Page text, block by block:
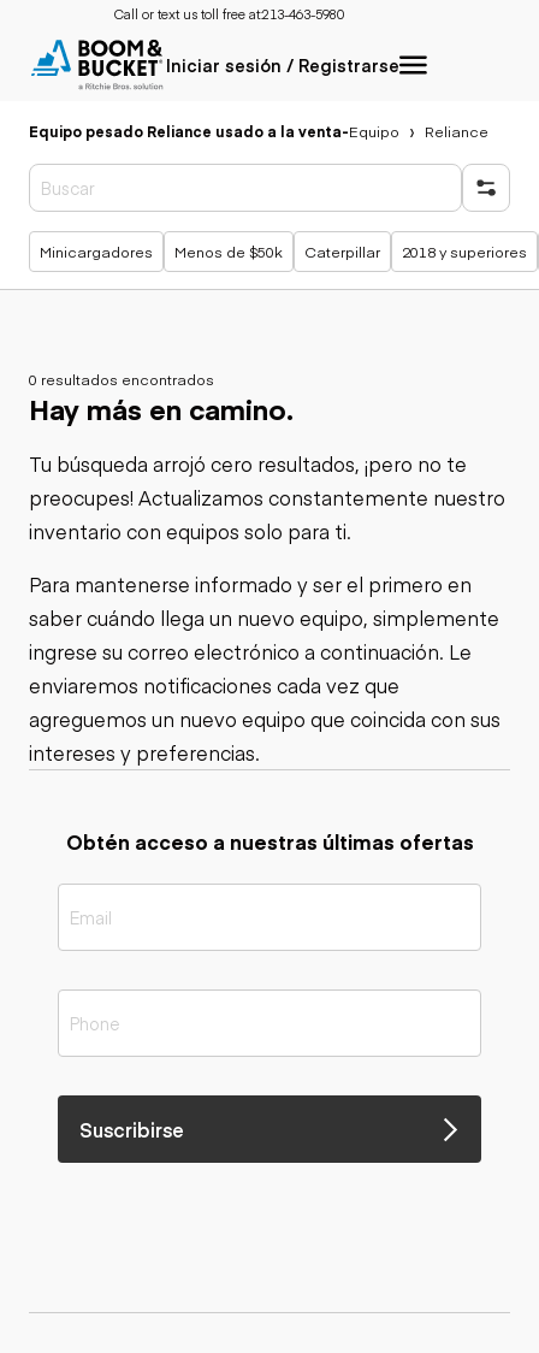
Call or text us toll free at:213-463-5980
Iniciar sesión / Registrarse
Equipo pesado Reliance usado a la venta-Equipo Reliance
Búsquedas populares
Minicargadores Menos de $50k Caterpillar 2018 y superiores
0 resultados encontrados
Hay más en camino.
Tu búsqueda arrojó cero resultados, ¡pero no te
preocupes! Actualizamos constantemente nuestro
inventario con equipos solo para ti.
Para mantenerse informado y ser el primero en
saber cuándo llega un nuevo equipo, simplemente
ingrese su correo electrónico a continuación. Le
enviaremos notificaciones cada vez que
agreguemos un nuevo equipo que coincida con sus
intereses y preferencias.
Obtén acceso a nuestras últimas ofertas
Suscribirse